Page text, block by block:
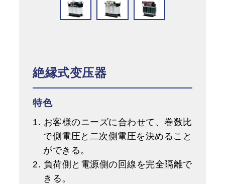
絶縁式变压器
特色
1. お客様のニーズに合わせて、巻数比
で側電圧と二次側電圧を決めること
ができる。
2. 負荷側と電源側の回線を完全隔離で
きる。